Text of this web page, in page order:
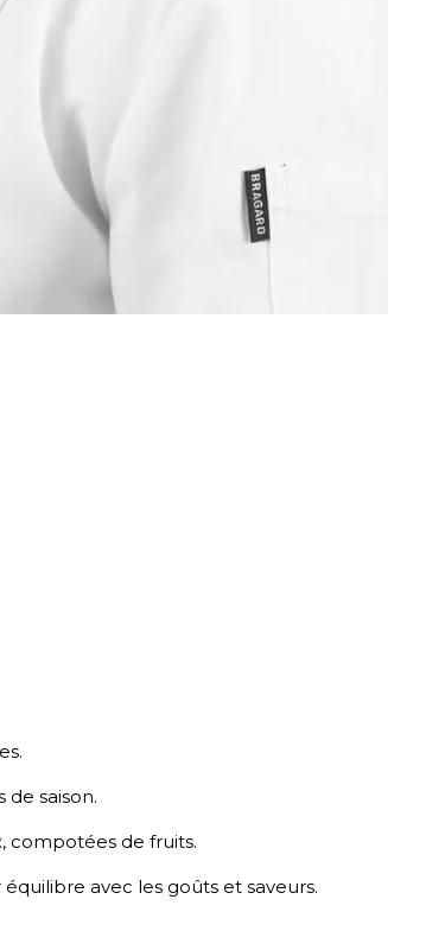
saison.
compotées de fruits.
avec les goûts et saveurs.